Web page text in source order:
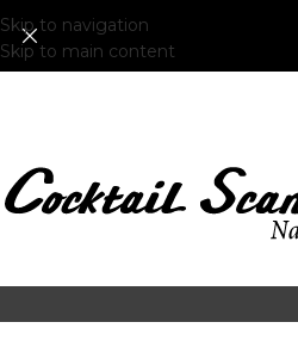
Skip to navigation
Skip to main content